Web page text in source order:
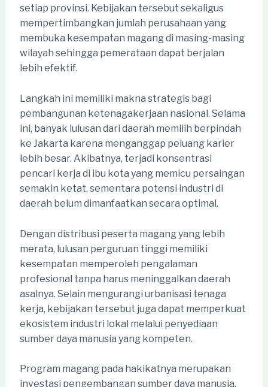
setiap provinsi. Kebijakan tersebut sekaligus
mempertimbangkan jumlah perusahaan yang
membuka kesempatan magang di masing-masing
wilayah sehingga pemerataan dapat berjalan
lebih efektif.
Langkah ini memiliki makna strategis bagi
pembangunan ketenagakerjaan nasional. Selama
ini, banyak lulusan dari daerah memilih berpindah
ke Jakarta karena menganggap peluang karier
lebih besar. Akibatnya, terjadi konsentrasi
pencari kerja di ibu kota yang memicu persaingan
semakin ketat, sementara potensi industri di
daerah belum dimanfaatkan secara optimal.
Dengan distribusi peserta magang yang lebih
merata, lulusan perguruan tinggi memiliki
kesempatan memperoleh pengalaman
profesional tanpa harus meninggalkan daerah
asalnya. Selain mengurangi urbanisasi tenaga
kerja, kebijakan tersebut juga dapat memperkuat
ekosistem industri lokal melalui penyediaan
sumber daya manusia yang kompeten.
Program magang pada hakikatnya merupakan
investasi pengembangan sumber daya manusia.